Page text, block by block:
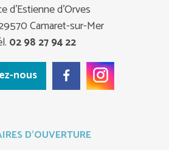
d'Estienne d'Orves
Camaret-sur-Mer
02 98 27 94 22
nous
D'OUVERTURE